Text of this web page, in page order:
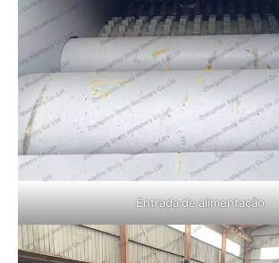
Entrada de alimentação